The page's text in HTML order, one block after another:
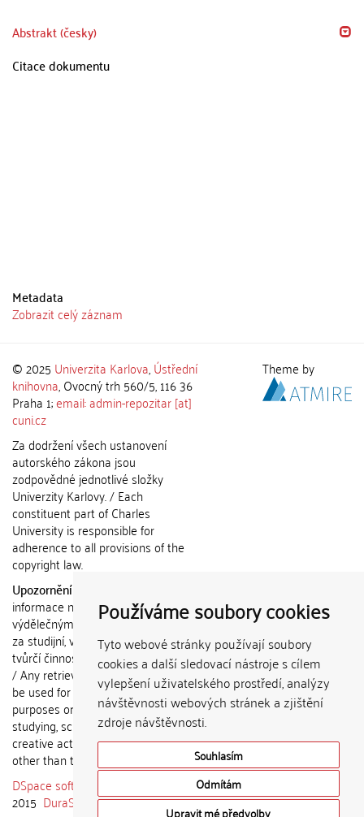
Používáme soubory cookies
Tyto webové stránky používají soubory
cookies a další sledovací nástroje s cílem
vylepšení uživatelského prostředí, analýzy
návštěvnosti webových stránek a zjištění
zdroje návštěvnosti.
Souhlasím
Odmítám
Upravit mé předvolby
Abstrakt (česky)
Citace dokumentu
Metadata
Zobrazit celý záznam
© 2025 Univerzita Karlova,Ústřední
knihovna, Ovocný trh 560/5, 116 36
Praha 1;email: admin-repozitar [at]
cuni.cz
Za dodržení všech ustanovení
autorského zákona jsou
zodpovědné jednotlivé složky
Univerzity Karlovy. / Each
constituent part of Charles
University is responsible for
adherence to all provisions of the
copyright law.
Upozornění / Notice:
informace nemohou být použity k
výdělečným účelům nebo vydávány
za studijní, vědeckou nebo jinou
tvůrčí činnost jiné osoby než autora.
/ Any retrieved information shall not
be used for any commercial
purposes or claimed as results of
studying, scientific or any other
creative activities of any person
other than the author.
DSpace software
copyright © 2002-
2015 DuraSpace
Theme by